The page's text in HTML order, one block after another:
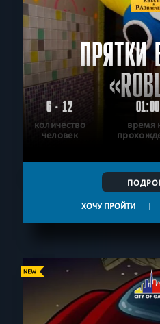
ПРЯТКИ
6 - 12
количество
человек
01:00
время
ХОЧУ ПРОЙТИ |